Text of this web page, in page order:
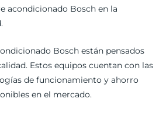
acondicionado Bosch en la
Bosch están pensados
Estos equipos cuentan con las
de funcionamiento y ahorro
en el mercado.